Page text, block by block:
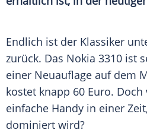
Endlich ist der Klassiker
zurück. Das Nokia 3310 ist
einer Neuauflage auf dem
kostet knapp 60 Euro. Doch
einfache Handy in einer
dominiert wird?